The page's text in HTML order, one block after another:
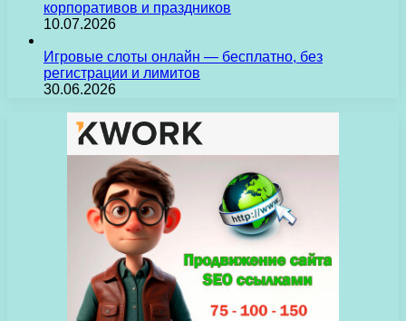
корпоративов и праздников
10.07.2026
Игровые слоты онлайн — бесплатно, без
регистрации и лимитов
30.06.2026